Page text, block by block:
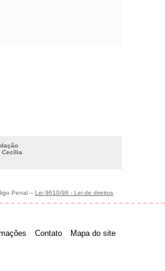
Cecília
Penal – Lei 9610/98 - Lei de direitos
Contato Mapa do site